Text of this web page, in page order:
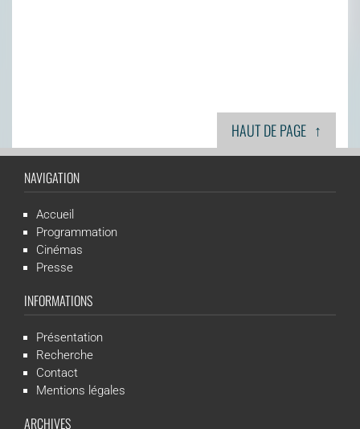
HAUT DE PAGE ↑
NAVIGATION
Accueil
Programmation
Cinémas
Presse
INFORMATIONS
Présentation
Recherche
Contact
Mentions légales
ARCHIVES